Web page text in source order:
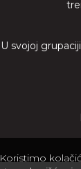
U svojoj
Koristimo